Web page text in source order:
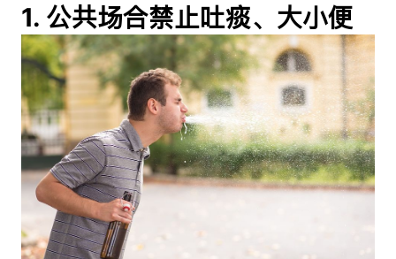
1. 公共场合禁止吐痰、大小便